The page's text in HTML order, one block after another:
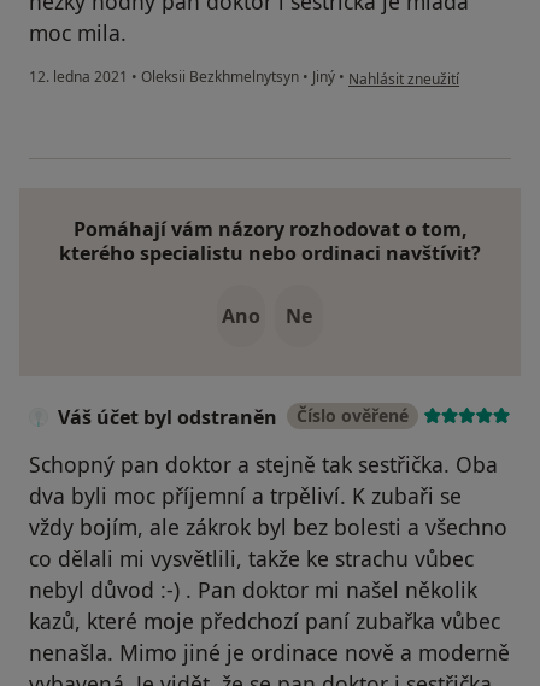
moc mila.
12. ledna 2021 • Oleksii Bezkhmelnytsyn • Jiný • podle názoru uživatele
Nahlásit zneužití
Pomáhají vám názory rozhodovat o tom,
kterého specialistu nebo ordinaci navštívit?
Ano Ne
Váš účet byl odstraněn Číslo ověřené
Schopný pan doktor a stejně tak sestřička. Oba
dva byli moc příjemní a trpěliví. K zubaři se
vždy bojím, ale zákrok byl bez bolesti a všechno
co dělali mi vysvětlili, takže ke strachu vůbec
nebyl důvod :-) . Pan doktor mi našel několik
kazů, které moje předchozí paní zubařka vůbec
nenašla. Mimo jiné je ordinace nově a moderně